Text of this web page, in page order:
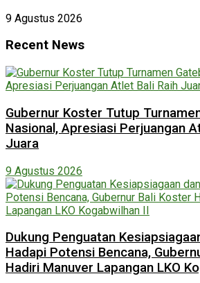
9 Agustus 2026
Recent News
Gubernur Koster Tutup
Nasional, Apresiasi Perjuangan
Juara
9 Agustus 2026
Dukung Penguatan
Hadapi Potensi Bencana,
Hadiri Manuver Lapangan LKO